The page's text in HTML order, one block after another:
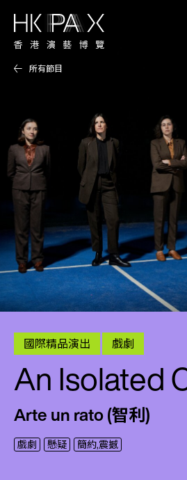
所有節目
國際精品演出 戲劇
An Isolated
Arte un rato (智利)
戲劇 懸疑 簡約,震撼